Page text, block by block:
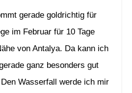
gerade goldrichtig für
im Februar für 10 Tage
von Antalya. Da kann ich
ganz besonders gut
Wasserfall werde ich mir